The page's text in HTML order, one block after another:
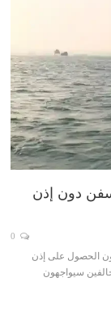
دون إذن
الحصول على إذن
سيواجهون